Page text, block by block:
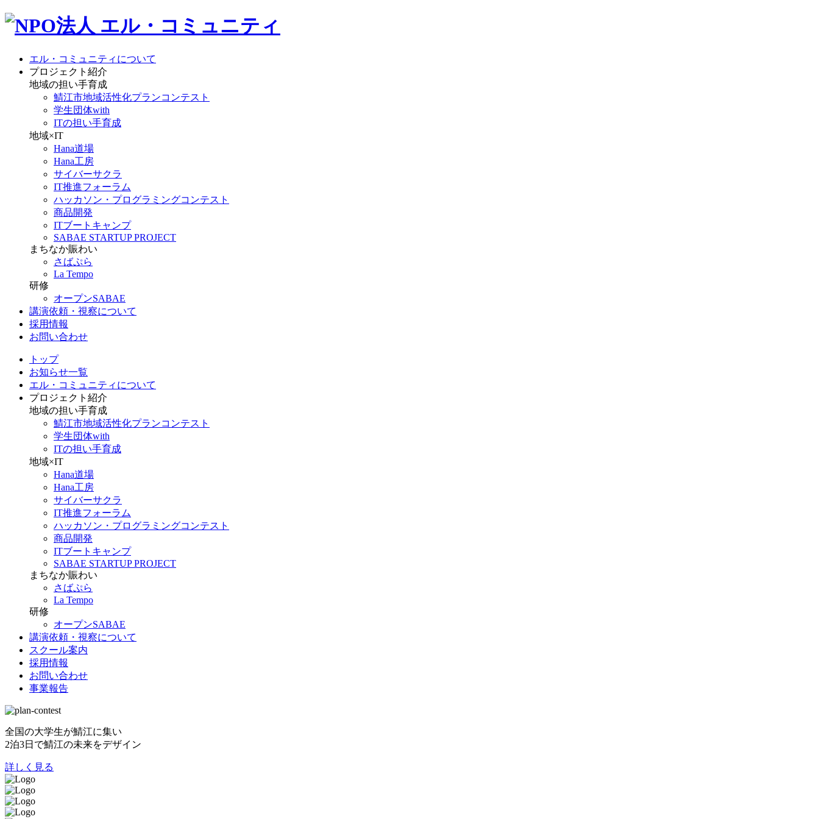
エル・コミュニティについて
プロジェクト紹介
地域の担い手育成
鯖江市地域活性化プランコンテスト
学生団体with
ITの担い手育成
地域×IT
Hana道場
Hana工房
サイバーサクラ
IT推進フォーラム
ハッカソン・プログラミングコンテスト
商品開発
ITブートキャンプ
SABAE STARTUP PROJECT
まちなか賑わい
さばぷら
La Tempo
研修
オープンSABAE
講演依頼・視察について
採用情報
お問い合わせ
トップ
お知らせ一覧
エル・コミュニティについて
プロジェクト紹介
地域の担い手育成
鯖江市地域活性化プランコンテスト
学生団体with
ITの担い手育成
地域×IT
Hana道場
Hana工房
サイバーサクラ
IT推進フォーラム
ハッカソン・プログラミングコンテスト
商品開発
ITブートキャンプ
SABAE STARTUP PROJECT
まちなか賑わい
さばぷら
La Tempo
研修
オープンSABAE
講演依頼・視察について
スクール案内
採用情報
お問い合わせ
事業報告
全国の大学生が鯖江に集い
2泊3日で鯖江の未来をデザイン
詳しく見る